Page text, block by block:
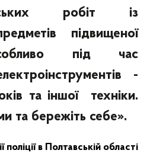
робіт із
підвищеної
під час
-
та іншої техніки.
та бережіть себе».
поліції в Полтавській області